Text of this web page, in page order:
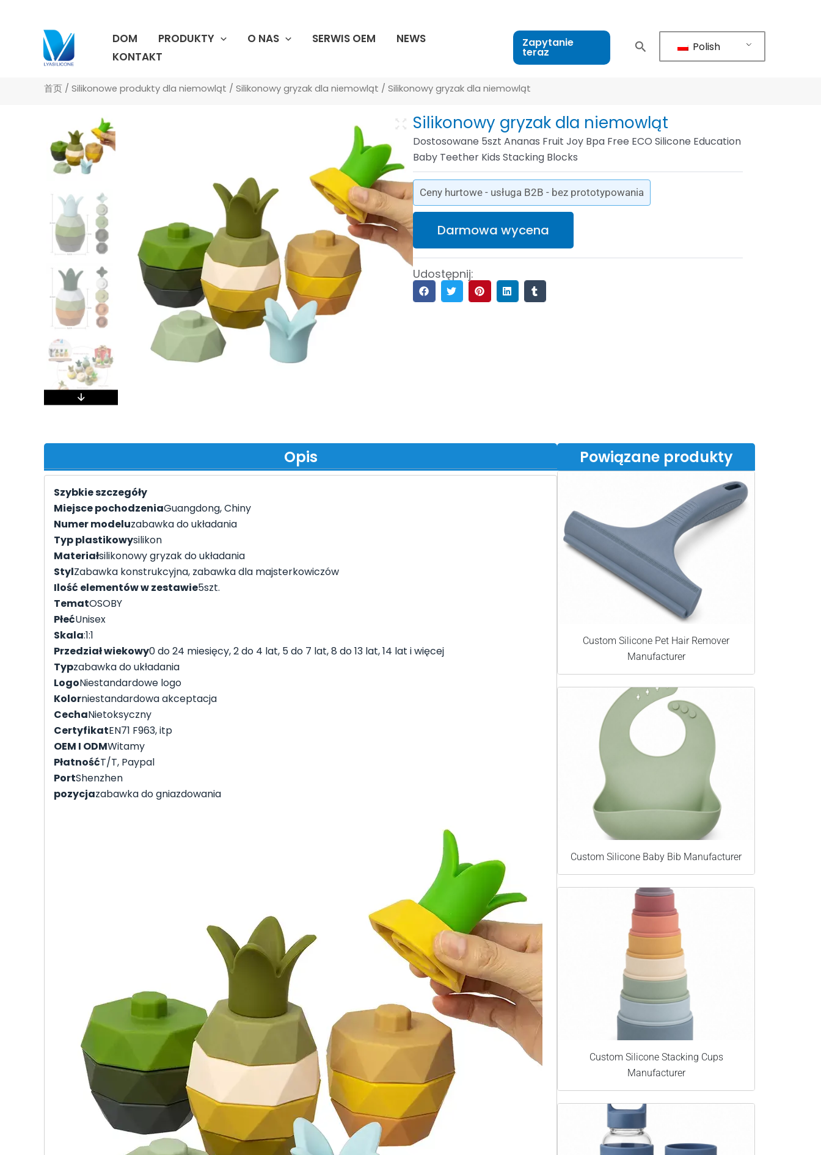
DOM PRODUKTY O NAS SERWIS OEM
NEWS
KONTAKT
Zapytanie
teraz Polish
首页 / Silikonowe produkty dla niemowląt / Silikonowy gryzak dla niemowląt / Silikonowy gryzak dla niemowląt
Silikonowy gryzak dla niemowląt
Dostosowane 5szt Ananas Fruit Joy Bpa Free ECO Silicone Education
Baby Teether Kids Stacking Blocks
Ceny hurtowe - usługa B2B - bez prototypowania
Darmowa wycena
Udostępnij:
Opis
Szybkie szczegóły
Miejsce pochodzeniaGuangdong, Chiny
Numer modeluzabawka do układania
Typ plastikowysilikon
Materiałsilikonowy gryzak do układania
StylZabawka konstrukcyjna, zabawka dla majsterkowiczów
Ilość elementów w zestawie5szt.
TematOSOBY
PłećUnisex
Skala:1:1
Przedział wiekowy0 do 24 miesięcy, 2 do 4 lat, 5 do 7 lat, 8 do 13 lat, 14 lat i więcej
Typzabawka do układania
LogoNiestandardowe logo
Kolorniestandardowa akceptacja
CechaNietoksyczny
CertyfikatEN71 F963, itp
OEM I ODMWitamy
PłatnośćT/T, Paypal
PortShenzhen
pozycjazabawka do gniazdowania
Powiązane produkty
Custom Silicone Pet Hair Remover
Manufacturer
Custom Silicone Baby Bib Manufacturer
Custom Silicone Stacking Cups
Manufacturer